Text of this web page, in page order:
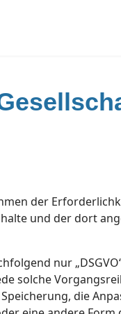
der
und der dort
nur
solche
die